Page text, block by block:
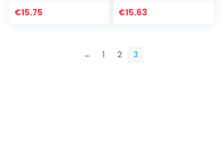
buitenairconditioni
€15.75 €15.63
← 1 2 3